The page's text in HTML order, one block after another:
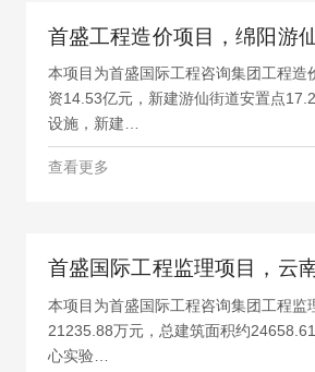
本项目为首盛国际工程咨询集团工程造
资14.53亿元，新建游仙街道安置点
设施，新建…
查看更多
本项目为首盛国际工程咨询集团工程监
21235.88万元，总建筑面积约
心实验…